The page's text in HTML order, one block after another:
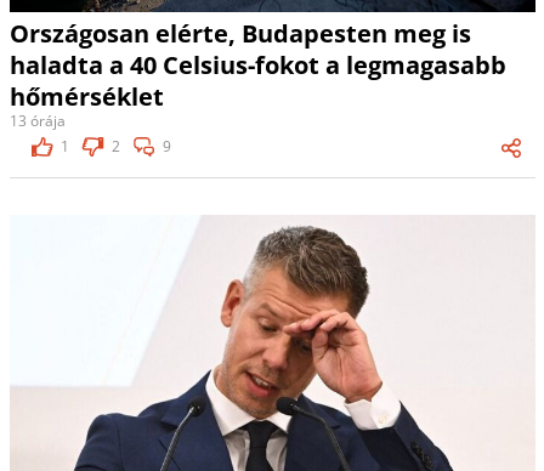
Országosan elérte, Budapesten meg is
haladta a 40 Celsius-fokot a legmagasabb
hőmérséklet
13 órája
1
2 9